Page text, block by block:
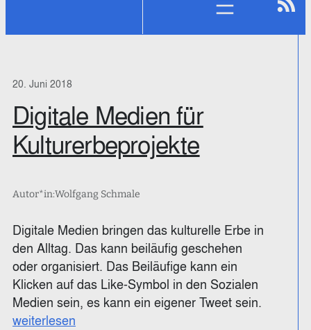
20. Juni 2018
Digitale Medien für
Kulturerbeprojekte
Autor*in:Wolfgang Schmale
Digitale Medien bringen das kulturelle Erbe in
den Alltag. Das kann beiläufig geschehen
oder organisiert. Das Beiläufige kann ein
Klicken auf das Like-Symbol in den Sozialen
Medien sein, es kann ein eigener Tweet sein.
weiterlesen